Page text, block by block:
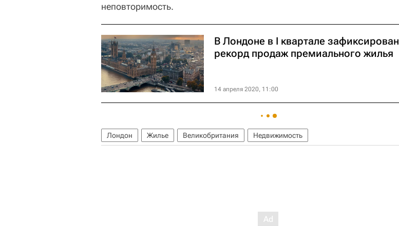
неповторимость.
В Лондоне в I квартале зафиксирован
рекорд продаж премиального жилья
14 апреля 2020, 11:00
Лондон Жилье Великобритания Недвижимость